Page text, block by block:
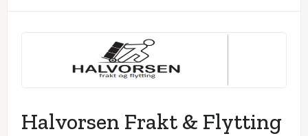
Halvorsen Frakt & Flytting